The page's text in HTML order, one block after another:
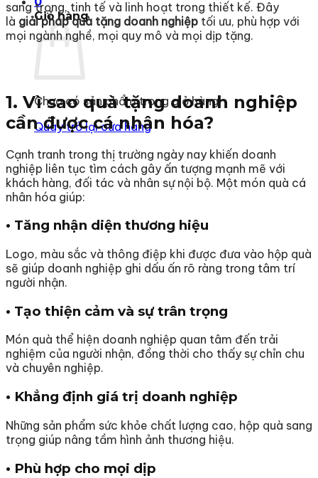
Giỏ hàng
Chưa có sản phẩm trong giỏ hàng.
Quay trở lại cửa hàng
sang trọng, tinh tế và linh hoạt trong thiết kế. Đây
là giải pháp quà tặng doanh nghiệp tối ưu, phù hợp với
mọi ngành nghề, mọi quy mô và mọi dịp tặng.
1. Vì sao quà tặng doanh nghiệp
cần được cá nhân hóa?
Cạnh tranh trong thị trường ngày nay khiến doanh
nghiệp liên tục tìm cách gây ấn tượng mạnh mẽ với
khách hàng, đối tác và nhân sự nội bộ. Một món quà cá
nhân hóa giúp:
• Tăng nhận diện thương hiệu
Logo, màu sắc và thông điệp khi được đưa vào hộp quà
sẽ giúp doanh nghiệp ghi dấu ấn rõ ràng trong tâm trí
người nhận.
• Tạo thiện cảm và sự trân trọng
Món quà thể hiện doanh nghiệp quan tâm đến trải
nghiệm của người nhận, đồng thời cho thấy sự chỉn chu
và chuyên nghiệp.
• Khẳng định giá trị doanh nghiệp
Những sản phẩm sức khỏe chất lượng cao, hộp quà sang
trọng giúp nâng tầm hình ảnh thương hiệu.
• Phù hợp cho mọi dịp